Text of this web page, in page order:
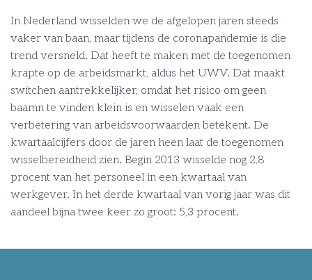
In Nederland wisselden we de afgelopen jaren steeds
vaker van baan, maar tijdens de coronapandemie is die
trend versneld. Dat heeft te maken met de toegenomen
krapte op de arbeidsmarkt, aldus het UWV. Dat maakt
switchen aantrekkelijker, omdat het risico om geen
baamn te vinden klein is en wisselen vaak een
verbetering van arbeidsvoorwaarden betekent. De
kwartaalcijfers door de jaren heen laat de toegenomen
wisselbereidheid zien. Begin 2013 wisselde nog 2,8
procent van het personeel in een kwartaal van
werkgever. In het derde kwartaal van vorig jaar was dit
aandeel bijna twee keer zo groot: 5,3 procent.